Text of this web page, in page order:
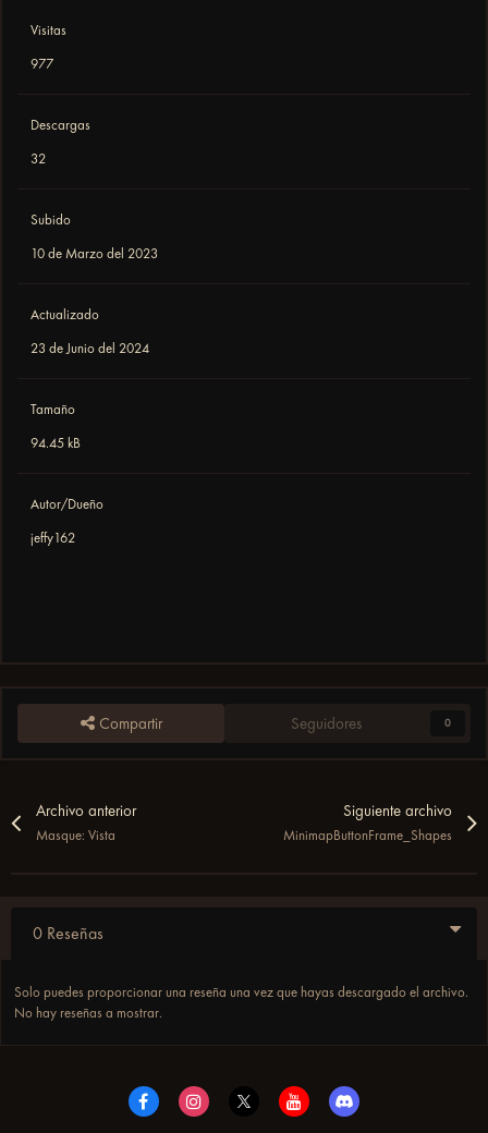
Visitas
977
Descargas
32
Subido
10 de Marzo del 2023
Actualizado
23 de Junio del 2024
Tamaño
94.45 kB
Autor/Dueño
jeffy162
Compartir Seguidores 0
Archivo anterior
Masque: Vista
Siguiente archivo
MinimapButtonFrame_Shapes
0 Reseñas
Solo puedes proporcionar una reseña una vez que hayas descargado el archivo.
No hay reseñas a mostrar.